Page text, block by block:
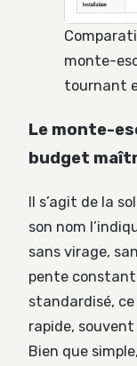
monte-
tournant
Le monte-
budget
Il s’agit de la
son nom
sans virage,
pente
standardisé,
rapide,
Bien que